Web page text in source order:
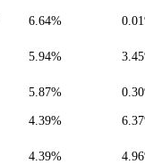
6.64%
5.94%
5.87%
4.39%
4.39%